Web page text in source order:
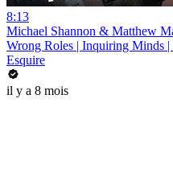
8:13
Michael Shannon & Matthew
Wrong Roles | Inquiring Minds |
Esquire
il y a 8 mois